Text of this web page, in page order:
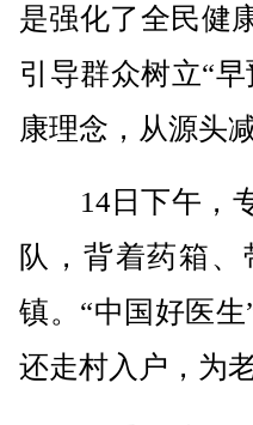
是强化了全民健
引导群众树立“
康理念，从源头
14日下午，专
队，背着药箱
镇。“中国好医
还走村入户，为